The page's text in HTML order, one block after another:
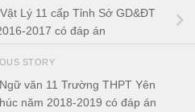
Lý 11 cấp Tỉnh Sở GD&ĐT
2017 có đáp án
STORY
văn 11 Trường THPT Yên
năm 2018-2019 có đáp án